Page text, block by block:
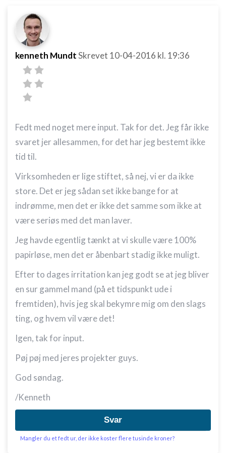
kenneth MundtSkrevet 10-04-2016 kl. 19:36
Fedt med noget mere input. Tak for det. Jeg får ikke
svaret jer allesammen, for det har jeg bestemt ikke
tid til.
Virksomheden er lige stiftet, så nej, vi er da ikke
store. Det er jeg sådan set ikke bange for at
indrømme, men det er ikke det samme som ikke at
være seriøs med det man laver.
Jeg havde egentlig tænkt at vi skulle være 100%
papirløse, men det er åbenbart stadig ikke muligt.
Efter to dages irritation kan jeg godt se at jeg bliver
en sur gammel mand (på et tidspunkt ude i
fremtiden), hvis jeg skal bekymre mig om den slags
ting, og hvem vil være det!
Igen, tak for input.
Pøj pøj med jeres projekter guys.
God søndag.
/Kenneth
Svar
Mangler du et fedt ur, der ikke koster flere tusinde kroner?
Måle indholdseffektivitet
Forstå målgrupper gennem statistikker eller
kombinationer af oplysninger fra forskellige
kilder
Udvikle og forbedre tjenester
Bruge begrænsede oplysninger til at vælge
IAB Special Features:
Bruge præcise geografiske
placeringsoplysninger
anmodede oplysninger
Ikke-IAB-behandlingsformål:
Nødvendig
Funktionel
Annoncering / marketing